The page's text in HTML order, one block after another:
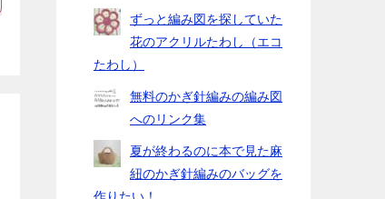
ずっと編み図を探していた
花のアクリルたわし（エコ
たわし）
無料のかぎ針編みの編み図
へのリンク集
夏が終わるのに本で見た麻
紐のかぎ針編みのバッグを